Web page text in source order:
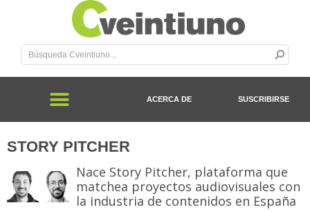
ACERCA DE SUSCRIBIRSE
STORY PITCHER
Nace Story Pitcher, plataforma que
matchea proyectos audiovisuales con
la industria de contenidos en España